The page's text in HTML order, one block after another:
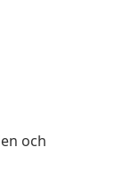
och